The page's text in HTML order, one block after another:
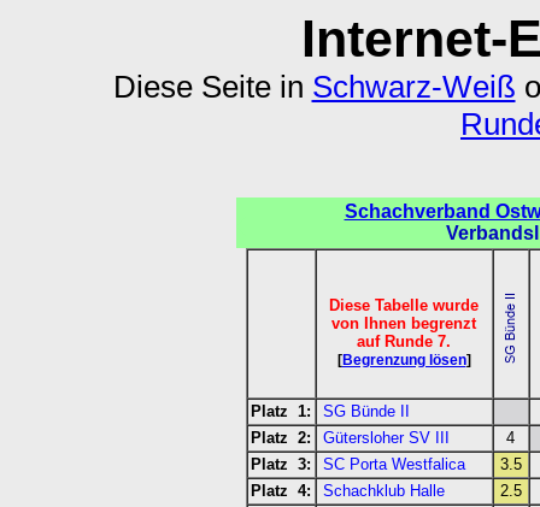
Internet-
Diese Seite in Schwarz-Weiß
Schachverband
Diese Tabelle wurde
von Ihnen begrenzt
auf Runde 7.
[Begrenzung lösen]
Platz 1:
SG Bünde II
Platz 2:
Gütersloher SV III
4
Platz 3:
SC Porta Westfalica
3.5
Platz 4:
Schachklub Halle
2.5